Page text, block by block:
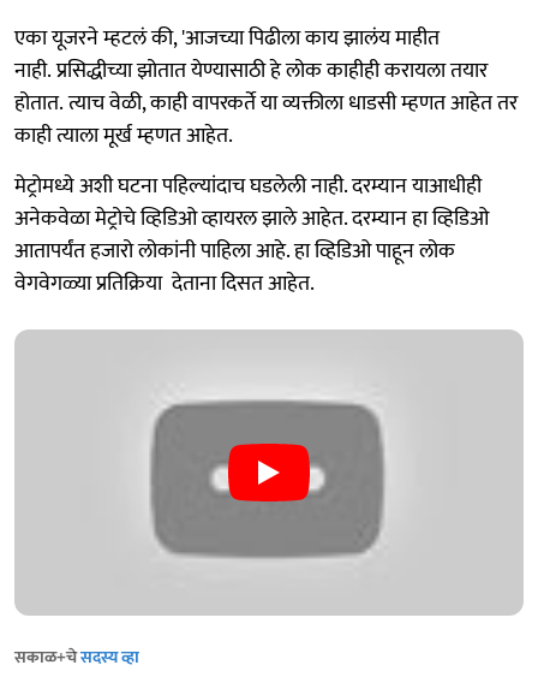
एका यूजरने म्हटलं की, 'आजच्या पिढीला काय झालंय माहीत
नाही. प्रसिद्धीच्या झोतात येण्यासाठी हे लोक काहीही करायला तयार
होतात. त्याच वेळी, काही वापरकर्ते या व्यक्तीला धाडसी म्हणत आहेत तर
काही त्याला मूर्ख म्हणत आहेत.
मेट्रोमध्ये अशी घटना पहिल्यांदाच घडलेली नाही. दरम्यान याआधीही
अनेकवेळा मेट्रोचे व्हिडिओ व्हायरल झाले आहेत. दरम्यान हा व्हिडिओ
आतापर्यंत हजारो लोकांनी पाहिला आहे. हा व्हिडिओ पाहून लोक
वेगवेगळ्या प्रतिक्रिया देताना दिसत आहेत.
सकाळ+चेसदस्य व्हा